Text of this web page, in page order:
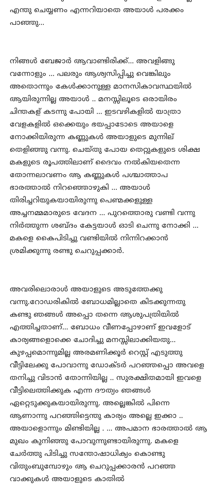
എന്തു ചെയ്യണം എന്നറിയാതെ അയാള്‍ പരക്കം
പാഞ്ഞു…
നിങ്ങള്‍ ബേജാര്‍ ആവാണ്ടിരിക്ക്… അവളിങ്ങു
വന്നോളും … പലരും ആശ്വസിപ്പിച്ചു വെങ്കിലും
അതൊന്നും കേള്‍ക്കാനുള്ള മാനസികാവസ്ഥയില്‍
ആയിരുന്നില്ല അയാള്‍ .. മനസ്സിലൂടെ ഒരായിരം
ചിന്തകള് കടന്നു പോയി … ഇടവഴികളില്‍ യാത്രാ
വേളകളില്‍ ഒക്കെയും ഭയപ്പാടോടെ അയാളെ
നോക്കിയിരുന്ന കണ്ണുകള്‍ അയാളുടെ മുന്നില്
തെളിഞ്ഞു വന്നു. ചെയ്തു പോയ തെറ്റുകളുടെ ശിക്ഷ
മകളുടെ രൂപത്തിലാണ് ദൈവം നല്‍കിയതെന്ന
തോന്നലാവണം ആ കണ്ണുകള്‍ പശ്ചാത്താപ
ഭാരത്താല്‍ നിറഞ്ഞൊഴുകി … അയാള്‍
തിരിച്ചറിയുകയായിരുന്നു പെണ്മക്കളുള്ള
അച്ചനമ്മമാരുടെ വേദന … പുറത്തൊരു വണ്ടി വന്നു
നിര്‍ത്തുന്ന ശബ്ദം കേട്ടയാള്‍ ഓടി ചെന്നു നോക്കി …
മകളെ കൈപിടിച്ചു വണ്ടിയില്‍ നിന്നിറക്കാന്‍
ശ്രമിക്കുന്നു രണ്ടു ചെറുപ്പക്കാര്‍.
അവരിലൊരാള്‍ അയാളുടെ അടുത്തേക്കു
വന്നു.റോഡരികില്‍ ബോധമില്ലാതെ കിടക്കുന്നതു
കണ്ടു ഞങ്ങള്‍ അപ്പൊ തന്നെ ആശുപത്രിയില്‍
എത്തിച്ചതാണ്… ബോധം വീണപ്പോഴാണ് ഇവളോട്
കാര്യങ്ങളൊക്കെ ചോദിച്ചു മനസ്സിലാക്കിയതു…
കുഴപ്പമൊന്നുമില്ല അരമണിക്കൂര്‍ റെസ്റ്റ് എടുത്തു
വീട്ടിലേക്കു പോവാന്നു ഡോക്ടര്‍ പറഞ്ഞപ്പൊ അവളെ
തനിച്ചു വിടാന്‍ തോന്നിയില്ല .. സുരക്ഷിതമായി ഇവളെ
വീട്ടിലെത്തിക്കുക എന്ന ദൗത്യം ഞങ്ങള്‍
ഏറ്റെടുക്കുകയായിരുന്നു. അല്ലെങ്കില്‍ പിന്നെ
ആണാന്നു പറഞ്ഞിട്ടെന്തു കാര്യം അല്ലെ ഇക്കാ ..
അയാളൊന്നും മിണ്ടിയില്ല . … അപമാന ഭാരത്താല്‍ ആ
മുഖം കുനിഞ്ഞു പോവുന്നുണ്ടായിരുന്നു. മകളെ
ചേര്‍ത്തു പിടിച്ചു സന്തോഷാധിക്യം കൊണ്ടു
വിതുംബുമ്പോഴും ആ ചെറുപ്പക്കാരന്‍ പറഞ്ഞ
വാക്കുകള്‍ അയാളുടെ കാതില്‍